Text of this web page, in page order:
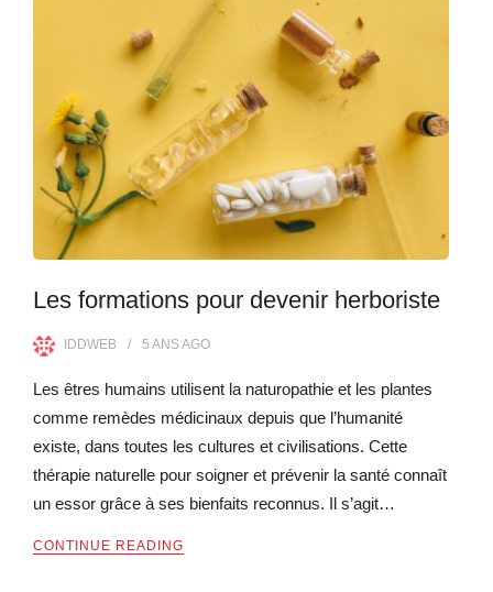
Les formations pour devenir herboriste
IDDWEB 5 ANSAGO
Les êtres humains utilisent la naturopathie et les plantes
comme remèdes médicinaux depuis que l’humanité
existe, dans toutes les cultures et civilisations. Cette
thérapie naturelle pour soigner et prévenir la santé connaît
un essor grâce à ses bienfaits reconnus. Il s’agit…
CONTINUE READING